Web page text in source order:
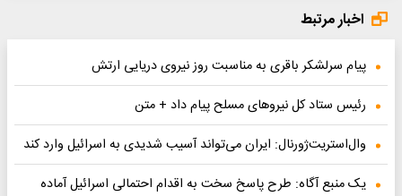
اخبار مرتبط
پیام سرلشکر باقری به مناسبت روز نیروی دریایی ارتش
رئیس ستاد کل نیروهای مسلح پیام داد + متن
وال‌استریت‌ژورنال: ایران می‌تواند آسیب شدیدی به اسرائیل وارد کند
یک منبع آگاه: طرح پاسخ سخت به اقدام احتمالی اسرائیل آماده